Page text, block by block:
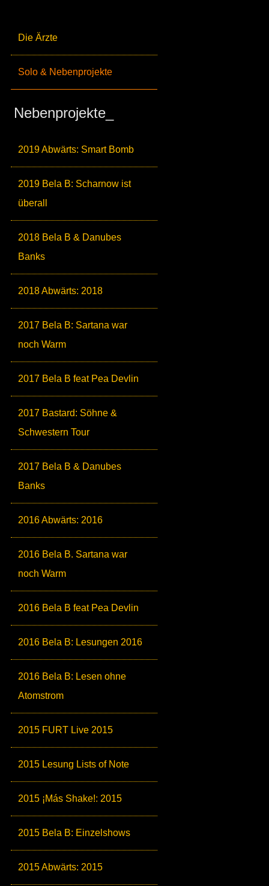
Die Ärzte
Solo & Nebenprojekte
Nebenprojekte_
2019 Abwärts: Smart Bomb
2019 Bela B: Scharnow ist
überall
2018 Bela B & Danubes
Banks
2018 Abwärts: 2018
2017 Bela B: Sartana war
noch Warm
2017 Bela B feat Pea Devlin
2017 Bastard: Söhne &
Schwestern Tour
2017 Bela B & Danubes
Banks
2016 Abwärts: 2016
2016 Bela B. Sartana war
noch Warm
2016 Bela B feat Pea Devlin
2016 Bela B: Lesungen 2016
2016 Bela B: Lesen ohne
Atomstrom
2015 FURT Live 2015
2015 Lesung Lists of Note
2015 ¡Más Shake!: 2015
2015 Bela B: Einzelshows
2015 Abwärts: 2015